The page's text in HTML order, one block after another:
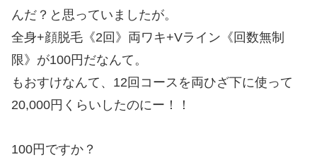
んだ？と思っていましたが。
全身+顔脱毛《2回》両ワキ+Vライン《回数無制
限》が100円だなんて。
もおすけなんて、12回コースを両ひざ下に使って
20,000円くらいしたのにー！！
100円ですか？